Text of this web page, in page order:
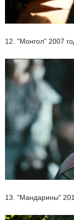
12. "Монгол" 2007
13. "Мандарины"